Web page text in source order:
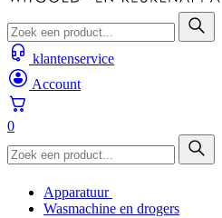
klantenservice
Account
0
Apparatuur
Wasmachine en drogers